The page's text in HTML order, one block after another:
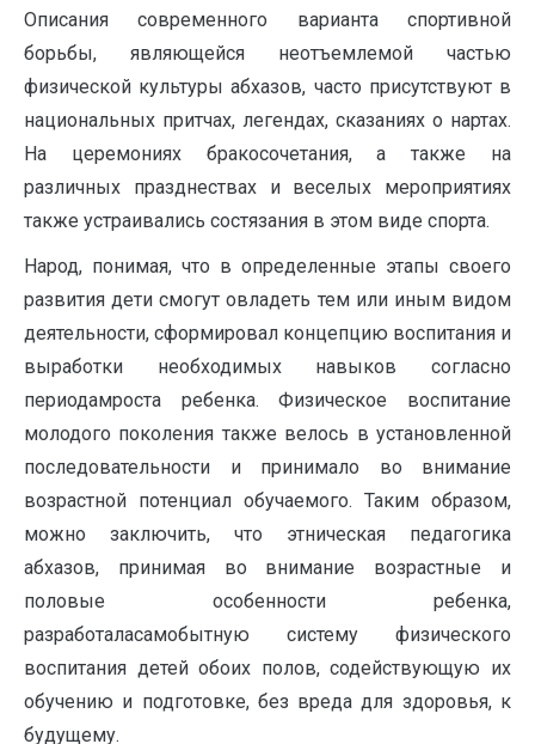
Описания современного варианта спортивной
борьбы, являющейся неотъемлемой частью
физической культуры абхазов, часто присутствуют в
национальных притчах, легендах, сказаниях о нартах.
На церемониях бракосочетания, а также на
различных празднествах и веселых мероприятиях
также устраивались состязания в этом виде спорта.
Народ, понимая, что в определенные этапы своего
развития дети смогут овладеть тем или иным видом
деятельности, сформировал концепцию воспитания и
выработки необходимых навыков согласно
периодамроста ребенка. Физическое воспитание
молодого поколения также велось в установленной
последовательности и принимало во внимание
возрастной потенциал обучаемого. Таким образом,
можно заключить, что этническая педагогика
абхазов, принимая во внимание возрастные и
половые особенности ребенка,
разработаласамобытную систему физического
воспитания детей обоих полов, содействующую их
обучению и подготовке, без вреда для здоровья, к
будущему.